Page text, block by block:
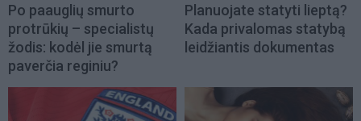
Po paauglių smurto
protrūkių – specialistų
žodis: kodėl jie smurtą
paverčia reginiu?
Planuojate statyti lieptą?
Kada privalomas statybą
leidžiantis dokumentas